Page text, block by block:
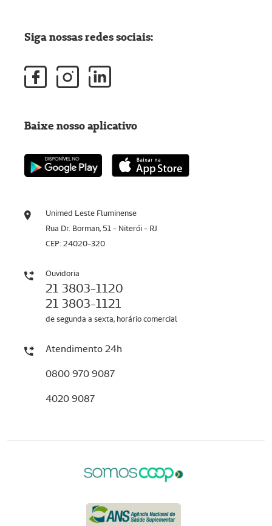
Unimed Leste Fluminense
Rua Dr. Borman, 51 - Niterói - RJ
CEP: 24020-320
Ouvidoria
21 3803-1120
21 3803-1121
de segunda a sexta, horário comercial
Atendimento 24h
0800 970 9087
4020 9087
Siga nossas redes sociais:
Baixe nosso aplicativo